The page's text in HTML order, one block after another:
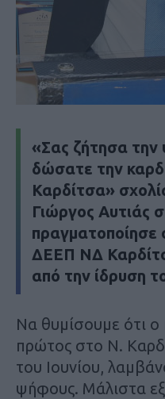
«Σας ζήτησα την
δώσατε την
Καρδίτσα»
Γιώργος Αυτιάς
πραγματοποίησε
ΔΕΕΠ ΝΔ
από την ίδρυση
Να θυμίσουμε ότι ο
πρώτος στο Ν.
του Ιουνίου,
ψήφους. Μάλιστα